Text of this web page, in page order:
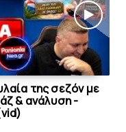
της σεζόν με
& ανάλυση -